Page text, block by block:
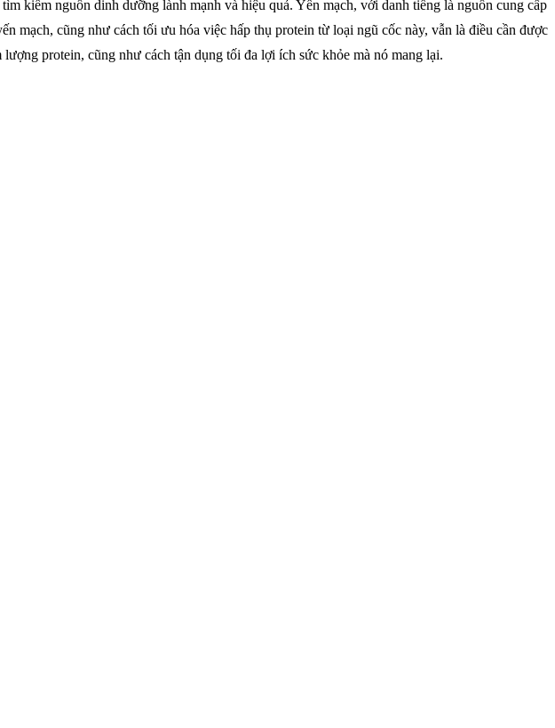
kiếm nguồn dinh dưỡng lành mạnh và hiệu quả. Yến mạch, với danh tiếng là nguồn cung cấp
mạch, cũng như cách tối ưu hóa việc hấp thụ protein từ loại ngũ cốc này, vẫn là điều cần được
protein, cũng như cách tận dụng tối đa lợi ích sức khỏe mà nó mang lại.